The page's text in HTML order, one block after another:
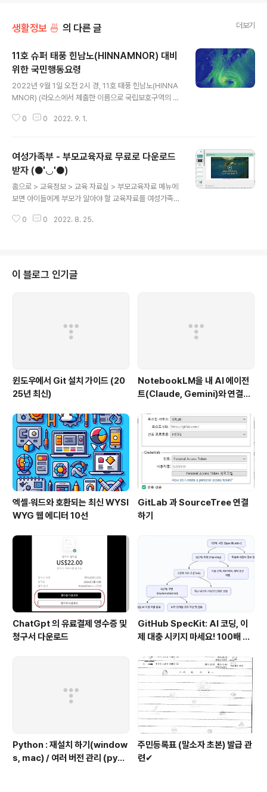
생활정보 🍜 의 다른 글 더보기
11호 슈퍼 태풍 힌남노(HINNAMNOR) 대비
위한 국민행동요령
2022년 9월 1일 오전 2시 경, 11호 태풍 힌남노(HINNA
MNOR) (라오스에서 제출한 이름으로 국립보호구역의 이
제주도는 가끔 구름이 많다고 합니다. 제주도는 늦은 오후
에서는 다음주 화, 수요일(6일, 7일) 쯤 부산광역시와 일본
사이로 예측하고 있습니다. 이 태풍은 쉽게 약해지지 않고,
강력한 위력을 유지한 채 북상할 가능성이 크다고 하니 조
심해야겠습니다. ▲ 자주 물에 잠기는 지역, 산사태 위험지
역 등의 위험한 곳은 피하고 안전한 곳으로 대피합니다. ▲
실내에서는 문과 창문을 닫고, 외출을 하지 않고 TV, 라디
0 0 2022. 9. 1.
여성가족부 - 부모교육자료 무료로 다운로드
받자 (●'◡'●)
홈으로 > 교육정보 > 교육 자료실 > 부모교육자료 메뉴에
보면 아이들에게 부모가 알아야 할 교육자료를 여성가족부
제공하고 있으며, 용량이 커서 다운로드 받는데 시간이 다
육자료를 제공한 다는 점에서 매력적입니다. 7권_초등학
생부모_주제5_가족문화형성.pptx 내용 중, 2007 대한민
일때... 어릴때는 표준 전과 ..
0 0 2022. 8. 25.
이 블로그 인기글
윈도우에서 Git 설치 가이드 (20
25년 최신)
NotebookLM을 내 AI 에이전
트(Claude, Gemini)와 연결하
엑셀·워드와 호환되는 최신 WYSI
WYG 웹 에디터 10선
GitLab 과 SourceTree 연결
하기
ChatGpt 의 유료결제 영수증 및
청구서 다운로드
GitHub SpecKit: AI 코딩, 이
제 대충 시키지 마세요! 100배 똑
Python : 재설치 하기(window
s, mac) / 여러 버전 관리 (pyen
주민등록표 (말소자 초본) 발급 관
련✔